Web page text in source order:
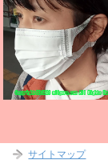
サイトマップ